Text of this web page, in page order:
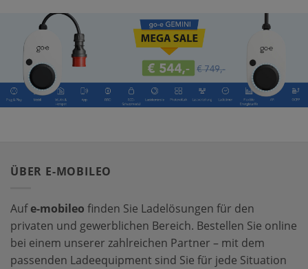
ÜBER E-MOBILEO
Aufe-mobileo finden Sie Ladelösungen für den
privaten und gewerblichen Bereich. Bestellen Sie online
bei einem unserer zahlreichen Partner – mit dem
passenden Ladeequipment sind Sie für jede Situation